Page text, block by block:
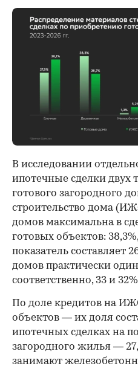
В исследовании
ипотечные сделки двух
готового загородного
строительство дома
домов максимальна в
готовых объектов:
показатель составляет
домов практически
соответственно, 33 и
По доле кредитов на
объектов — их доля
ипотечных сделках на
загородного жилья —
занимают